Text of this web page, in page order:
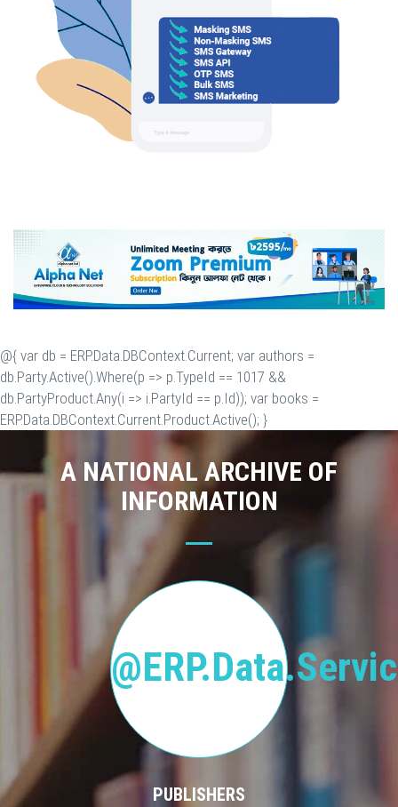
@{ var db = ERP.Data.DBContext.Current; var authors =
db.Party.Active().Where(p => p.TypeId == 1017 &&
db.PartyProduct.Any(i => i.PartyId == p.Id)); var books =
ERP.Data.DBContext.Current.Product.Active(); }
A NATIONAL ARCHIVE OF
INFORMATION
PUBLISHERS